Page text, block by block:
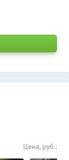
Цена, руб.: